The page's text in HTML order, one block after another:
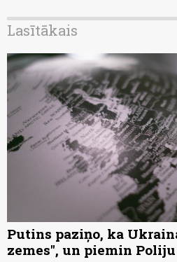
Lasītākais
Putins paziņo, ka
zemes", un piemin Poliju